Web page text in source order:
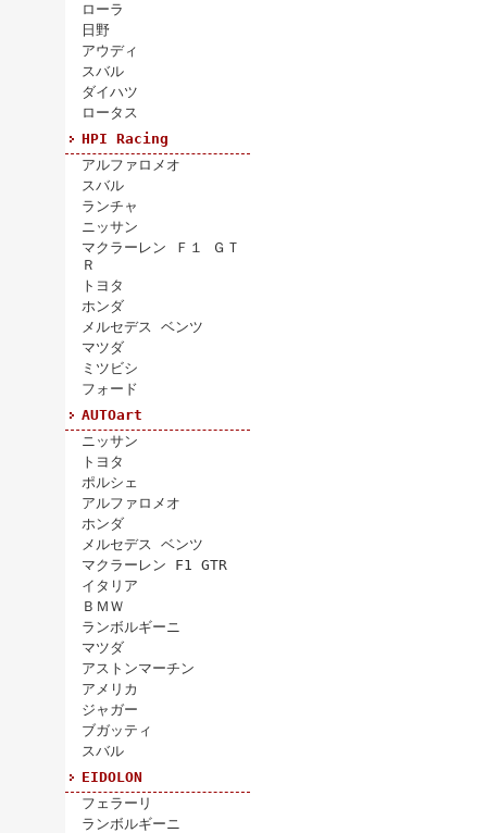
ローラ
日野
アウディ
スバル
ダイハツ
ロータス
HPI Racing
アルファロメオ
スバル
ランチャ
ニッサン
マクラーレン Ｆ１ ＧＴ
Ｒ
トヨタ
ホンダ
メルセデス ベンツ
マツダ
ミツビシ
フォード
AUTOart
ニッサン
トヨタ
ポルシェ
アルファロメオ
ホンダ
メルセデス ベンツ
マクラーレン F1 GTR
イタリア
ＢＭＷ
ランボルギーニ
マツダ
アストンマーチン
アメリカ
ジャガー
ブガッティ
スバル
EIDOLON
フェラーリ
ランボルギーニ